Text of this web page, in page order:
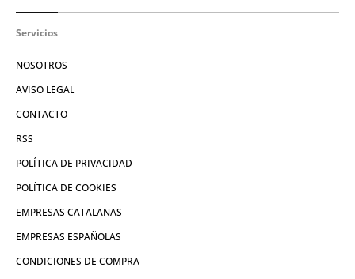
Servicios
NOSOTROS
AVISO LEGAL
CONTACTO
RSS
POLÍTICA DE PRIVACIDAD
POLÍTICA DE COOKIES
EMPRESAS CATALANAS
EMPRESAS ESPAÑOLAS
CONDICIONES DE COMPRA